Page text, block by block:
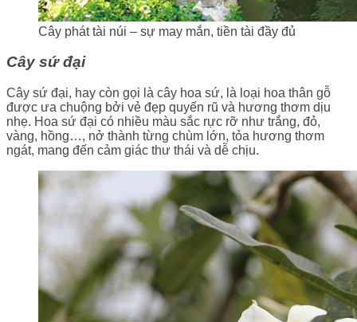
Cây phát tài núi – sự may mắn, tiền tài đầy đủ
Cây sứ đại
Cây sứ đại, hay còn gọi là cây hoa sứ, là loại hoa thân gỗ
được ưa chuộng bởi vẻ đẹp quyến rũ và hương thơm dịu
nhẹ. Hoa sứ đại có nhiều màu sắc rực rỡ như trắng, đỏ,
vàng, hồng…, nở thành từng chùm lớn, tỏa hương thơm
ngát, mang đến cảm giác thư thái và dễ chịu.